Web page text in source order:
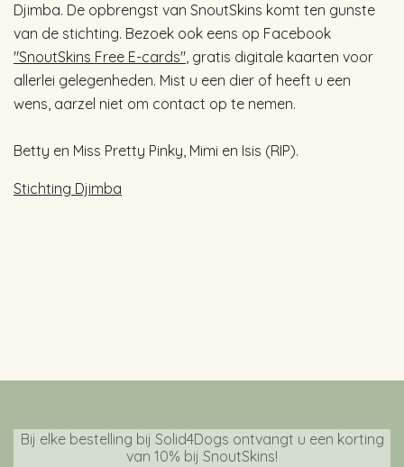
Djimba. De opbrengst van SnoutSkins komt ten gunste
van de stichting. Bezoek ook eens op Facebook
"SnoutSkins Free E-cards", gratis digitale kaarten voor
allerlei gelegenheden. Mist u een dier of heeft u een
wens, aarzel niet om contact op te nemen.
Betty en Miss Pretty Pinky, Mimi en Isis (RIP).
Stichting Djimba
Bij elke bestelling bij Solid4Dogs ontvangt u een korting
van 10% bij SnoutSkins!